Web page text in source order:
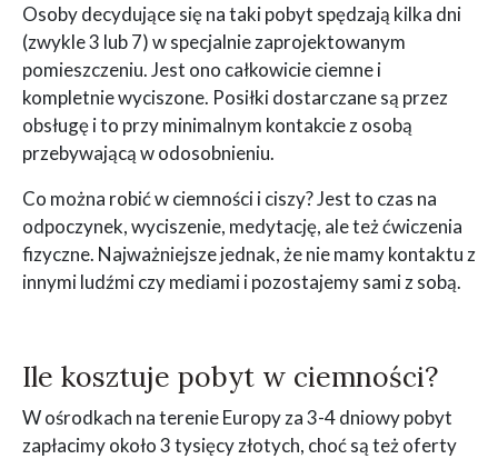
Osoby decydujące się na taki pobyt spędzają kilka dni
(zwykle 3 lub 7) w specjalnie zaprojektowanym
pomieszczeniu. Jest ono całkowicie ciemne i
kompletnie wyciszone. Posiłki dostarczane są przez
obsługę i to przy minimalnym kontakcie z osobą
przebywającą w odosobnieniu.
Co można robić w ciemności i ciszy? Jest to czas na
odpoczynek, wyciszenie, medytację, ale też ćwiczenia
fizyczne. Najważniejsze jednak, że nie mamy kontaktu z
innymi ludźmi czy mediami i pozostajemy sami z sobą.
Ile kosztuje pobyt w ciemności?
W ośrodkach na terenie Europy za 3-4 dniowy pobyt
zapłacimy około 3 tysięcy złotych, choć są też oferty